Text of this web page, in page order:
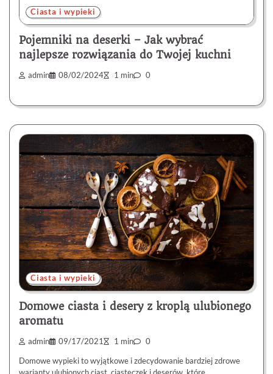
Ciasta i wypieki
Pojemniki na deserki – Jak wybrać
najlepsze rozwiązania do Twojej kuchni
admin 08/02/2024 1 min 0
Ciasta i wypieki
Domowe ciasta i desery z kroplą ulubionego
aromatu
admin 09/17/2021 1 min 0
Domowe wypieki to wyjątkowe i zdecydowanie bardziej zdrowe